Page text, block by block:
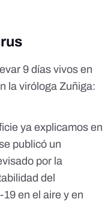
9 días vivos en
la viróloga Zuñiga:
ya explicamos en
publicó un
por la
del
en el aire y en